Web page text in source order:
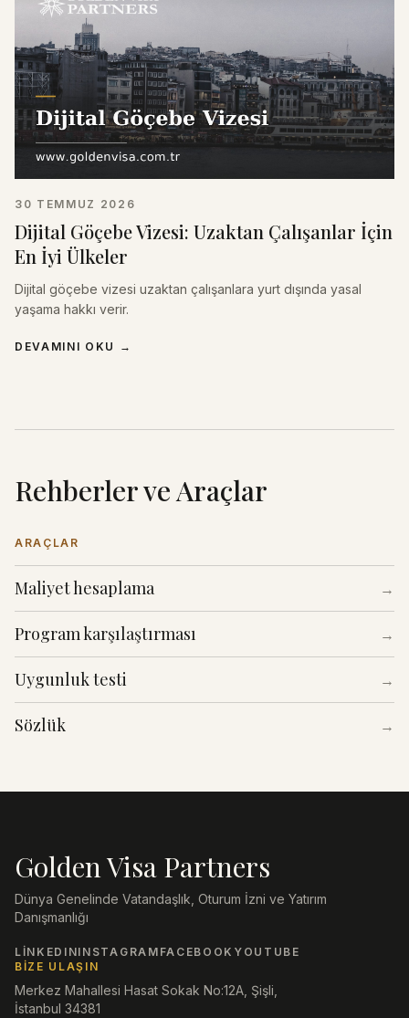
30 TEMMUZ 2026
Dijital Göçebe Vizesi: Uzaktan Çalışanlar İçin
En İyi Ülkeler
Dijital göçebe vizesi uzaktan çalışanlara yurt dışında yasal
yaşama hakkı verir.
DEVAMINI OKU →
Rehberler ve Araçlar
ARAÇLAR
Maliyet hesaplama →
Program karşılaştırması →
Uygunluk testi →
Sözlük →
Golden Visa Partners
Dünya Genelinde Vatandaşlık, Oturum İzni ve Yatırım
Danışmanlığı
LINKEDININSTAGRAM FACEBOOK YOUTUBE
BIZE ULAŞIN
Merkez Mahallesi Hasat Sokak No:12A, Şişli,
İstanbul 34381